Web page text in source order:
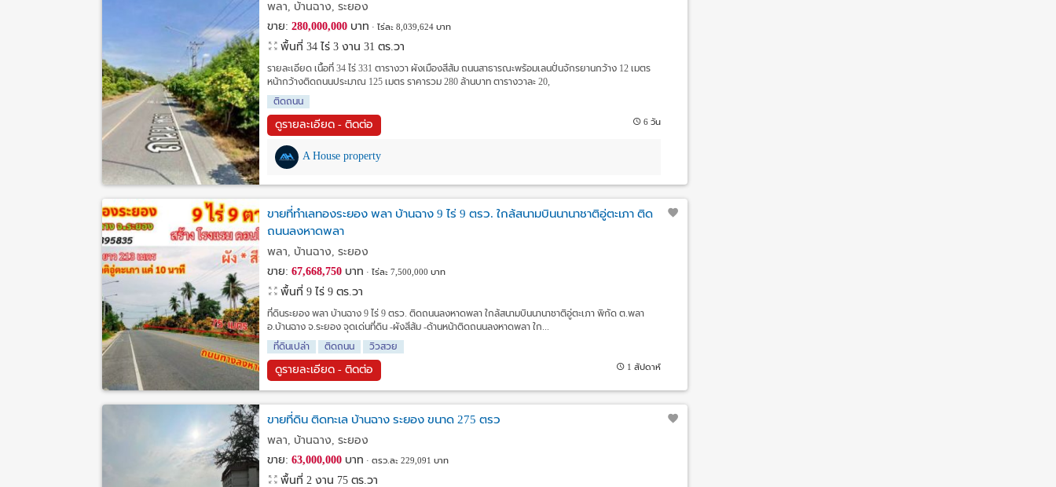
พลา, บ้านฉาง, ระยอง
ขาย: 280,000,000 บาท ไร่ละ 8,039,624 บาท
พื้นที่ 34 ไร่ 3 งาน 31 ตร.วา
รายละเอียด เนื้อที่ 34 ไร่ 331 ตารางวา ผังเมืองสีส้ม ถนนสาธารณะพร้อมเลนปั่นจักรยานกว้าง 12 เมตร
หน้ากว้างติดถนนประมาณ 125 เมตร ราคารวม 280 ล้านบาท ตารางวาละ 20,
ติดถนน
ดูรายละเอียด - ติดต่อ 6 วัน
A House property
ขายที่ทำเลทองระยอง พลา บ้านฉาง 9 ไร่ 9 ตรว. ใกล้สนามบินนานาชาติอู่ตะเภา ติด
ถนนลงหาดพลา
พลา, บ้านฉาง, ระยอง
ขาย: 67,668,750 บาท ไร่ละ 7,500,000 บาท
พื้นที่ 9 ไร่ 9 ตร.วา
ที่ดินระยอง พลา บ้านฉาง 9 ไร่ 9 ตรว. ติดถนนลงหาดพลา ใกล้สนามบินนานาชาติอู่ตะเภา พิกัด ต.พลา
อ.บ้านฉาง จ.ระยอง จุดเด่นที่ดิน -ผังสีส้ม -ด้านหน้าติดถนนลงหาดพลา ใก...
ที่ดินเปล่า
ติดถนน วิวสวย
ดูรายละเอียด - ติดต่อ 1 สัปดาห์
ขายที่ดิน ติดทะเล บ้านฉาง ระยอง ขนาด 275 ตรว
พลา, บ้านฉาง, ระยอง
ขาย: 63,000,000 บาท ตรว.ละ 229,091 บาท
พื้นที่ 2 งาน 75 ตร.วา